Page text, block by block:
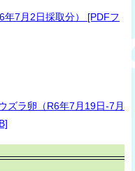
年7月2日採取分） [PDFフ
ズラ卵（R6年7月19日-7月